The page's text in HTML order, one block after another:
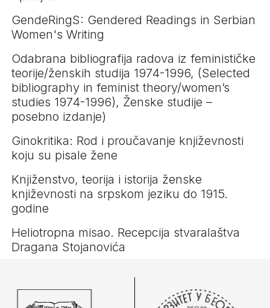
GendeRingS: Gendered Readings in Serbian
Women's Writing
Odabrana bibliografija radova iz feminističke
teorije/ženskih studija 1974-1996, (Selected
bibliography in feminist theory/women’s
studies 1974-1996), Ženske studije –
posebno izdanje)
Ginokritika: Rod i proučavanje književnosti
koju su pisale žene
Knjiženstvo, teorija i istorija ženske
književnosti na srpskom jeziku do 1915.
godine
Heliotropna misao. Recepcija stvaralaštva
Dragana Stojanovića